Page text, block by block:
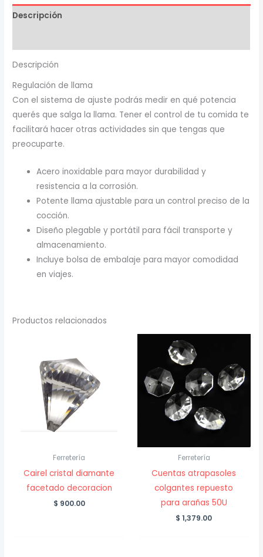
plegable
portatil
Descripción
Descripción
Regulación de llama
Con el sistema de ajuste podrás medir en qué potencia
querés que salga la llama. Tener el control de tu comida te
facilitará hacer otras actividades sin que tengas que
preocuparte.
Acero inoxidable para mayor durabilidad y
resistencia a la corrosión.
Potente llama ajustable para un control preciso de la
cocción.
Diseño plegable y portátil para fácil transporte y
almacenamiento.
Incluye bolsa de embalaje para mayor comodidad
en viajes.
Productos relacionados
Ferretería
Cairel cristal diamante
facetado decoracion
$ 900.00
Ferretería
Cuentas atrapasoles
colgantes repuesto
para arañas 50U
$ 1,379.00